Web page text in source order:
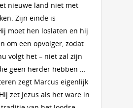
nieuwe land niet met
Zijn einde is
moet hen loslaten en hij
om een opvolger, zodat
volgt het – niet zal zijn
geen herder hebben …
zegt Marcus eigenlijk
zet Jezus als het ware in